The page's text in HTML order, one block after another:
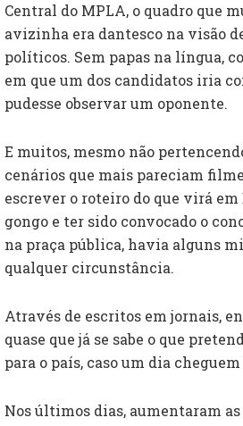
Central do MPLA, o quadro que
avizinha era dantesco na visão
políticos. Sem papas na língua,
em que um dos candidatos iria
pudesse observar um oponente.
E muitos, mesmo não
cenários que mais pareciam
escrever o roteiro do que virá em
gongo e ter sido convocado o
na praça pública, havia alguns
qualquer circunstância.
Através de escritos em jornais,
quase que já se sabe o que
para o país, caso um dia
Nos últimos dias, aumentaram